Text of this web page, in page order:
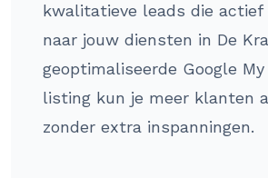
kwalitatieve leads die actief
naar jouw diensten in De
geoptimaliseerde Google
listing kun je meer klanten
zonder extra inspanningen.